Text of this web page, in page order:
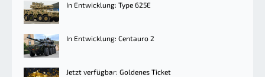
In Entwicklung: Type 625E
In Entwicklung: Centauro 2
Jetzt verfügbar: Goldenes Ticket